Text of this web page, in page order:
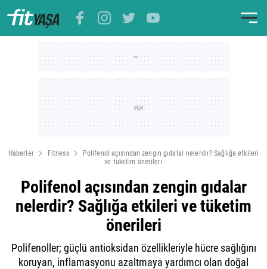
Haberler Fitness
Polifenol açısından zengin gıdalar nelerdir? Sağlığa etkileri
ve tüketim önerileri
Polifenol açısından zengin gıdalar
nelerdir? Sağlığa etkileri ve tüketim
önerileri
Polifenoller; güçlü antioksidan özellikleriyle hücre sağlığını
koruyan, inflamasyonu azaltmaya yardımcı olan doğal